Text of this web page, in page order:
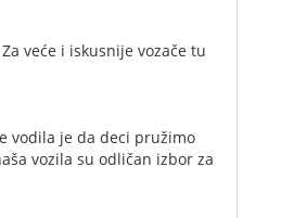
veće i iskusnije vozače tu
vodila je da deci pružimo
vozila su odličan izbor za